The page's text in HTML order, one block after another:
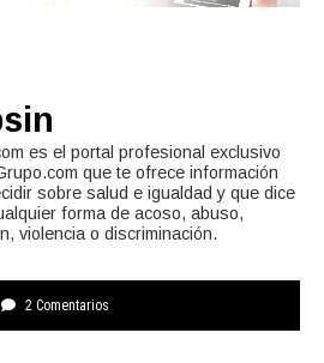
es el portal profesional exclusivo
que te ofrece información
sobre salud e igualdad y que dice
forma de acoso, abuso,
violencia o discriminación.
2 Comentarios